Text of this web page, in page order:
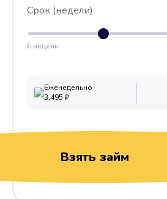
Срок (недели)
6 недель
Еженедельно
3,495 ₽
Взять займ